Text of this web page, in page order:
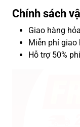
Chính sách
Giao hàng
Miễn phí giao
Hỗ trợ 50%